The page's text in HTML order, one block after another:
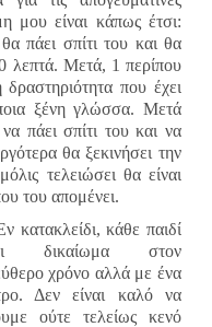
μου είναι κάπως έτσι:
πάει σπίτι του και θα
λεπτά. Μετά, 1 περίπου
που έχει
ξένη γλώσσα. Μετά
πάει σπίτι του και να
θα ξεκινήσει την
τελειώσει θα είναι
του απομένει.
κατακλείδι, κάθε παιδί
δικαίωμα στον
χρόνο αλλά με ένα
Δεν είναι καλό να
ούτε τελείως κενό